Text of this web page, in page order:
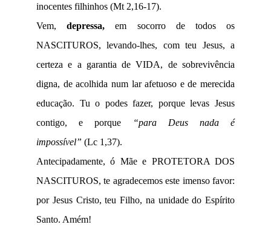
inocentes filhinhos (Mt 2,16-17).
Vem, depressa, em socorro de todos os
NASCITUROS, levando-lhes, com teu Jesus, a
certeza e a garantia de VIDA, de sobrevivência
digna, de acolhida num lar afetuoso e de merecida
educação. Tu o podes fazer, porque levas Jesus
contigo, e porque
“para Deus nada é
impossível” (Lc 1,37).
Antecipadamente, ó Mãe e PROTETORA DOS
NASCITUROS, te agradecemos este imenso favor:
por Jesus Cristo, teu Filho, na unidade do Espírito
Santo. Amém!